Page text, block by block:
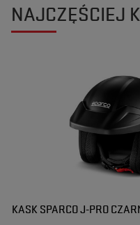
NAJCZĘŚCIEJ
KASK SPARCO J-PRO